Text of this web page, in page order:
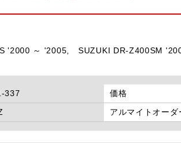
'2000 ～ '2005, SUZUKI DR-Z400SM
337 価格
アルマイトオーダ